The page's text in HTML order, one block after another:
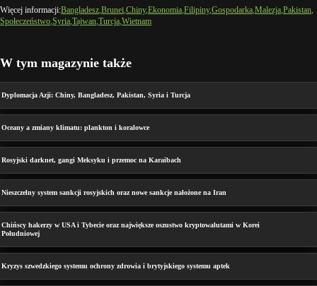
Więcej informacji:Bangladesz Brunei Chiny Ekonomia Filipiny Gospodarka Malezja Pakistan
Społeczeństwo Syria Tajwan Turcja Wietnam
W tym magazynie także
Dyplomacja Azji: Chiny, Bangladesz, Pakistan, Syria i Turcja
Oceany a zmiany klimatu: plankton i koralowce
Rosyjski darknet, gangi Meksyku i przemoc na Karaibach
Nieszczelny system sankcji rosyjskich oraz nowe sankcje nałożone na Iran
Chińscy hakerzy w USA i Tybecie oraz największe oszustwo kryptowalutami w Korei
Południowej
Kryzys szwedzkiego systemu ochrony zdrowia i brytyjskiego systemu aptek